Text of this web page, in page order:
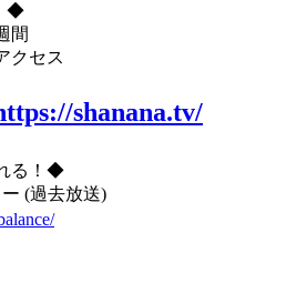
◆
間
クセス
shanana.tv/
る！◆
(過去放送)